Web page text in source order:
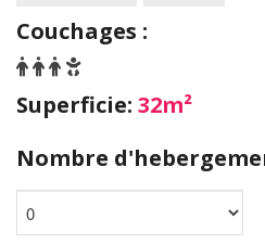
Couchages :
Superficie: 32m²
Nombre